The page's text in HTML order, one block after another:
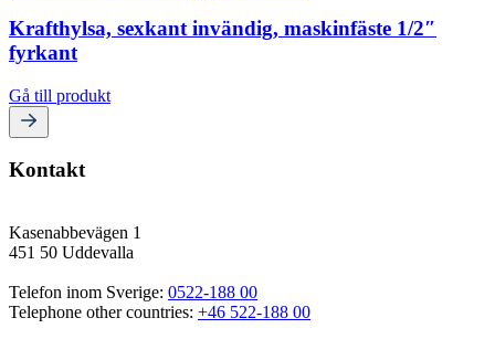
Krafthylsa, sexkant invändig, maskinfäste 1/2″
fyrkant
Gå till produkt
Kontakt
Kasenabbevägen 1
451 50 Uddevalla
Telefon inom Sverige: 0522-188 00
Telephone other countries: +46 522-188 00